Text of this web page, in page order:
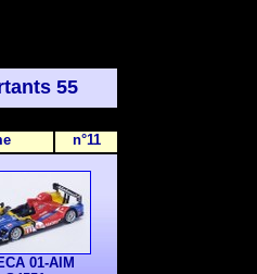
55
n°11
01-AIM